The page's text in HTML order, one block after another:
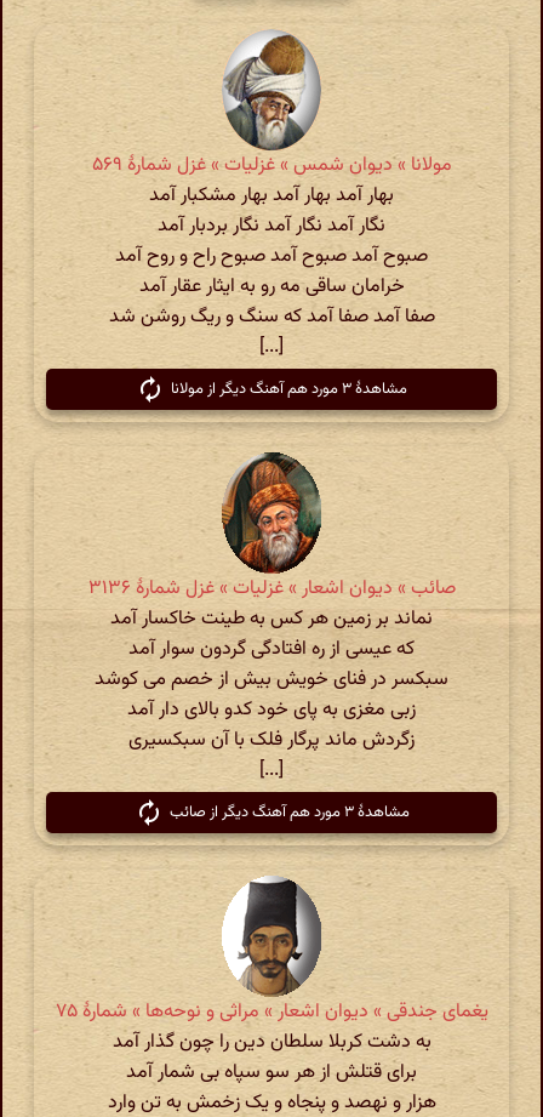
مولانا » دیوان شمس » غزلیات » غزل شمارهٔ ۵۶۹
بهار آمد بهار آمد بهار مشکبار آمد
نگار آمد نگار آمد نگار بردبار آمد
صبوح آمد صبوح آمد صبوح راح و روح آمد
خرامان ساقی مه رو به ایثار عقار آمد
صفا آمد صفا آمد که سنگ و ریگ روشن شد
[...]
مشاهدهٔ ۳ مورد هم آهنگ دیگر از مولانا
صائب » دیوان اشعار » غزلیات » غزل شمارهٔ ۳۱۳۶
نماند بر زمین هر کس به طینت خاکسار آمد
که عیسی از ره افتادگی گردون سوار آمد
سبکسر در فنای خویش بیش از خصم می کوشد
زبی مغزی به پای خود کدو بالای دار آمد
زگردش ماند پرگار فلک با آن سبکسیری
[...]
مشاهدهٔ ۳ مورد هم آهنگ دیگر از صائب
یغمای جندقی » دیوان اشعار » مراثی و نوحه‌ها » شمارهٔ ۷۵
به دشت کربلا سلطان دین را چون گذار آمد
برای قتلش از هر سو سپاه بی شمار آمد
هزار و نهصد و پنجاه و یک زخمش به تن وارد